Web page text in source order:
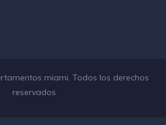
miami. Todos los derechos
reservados